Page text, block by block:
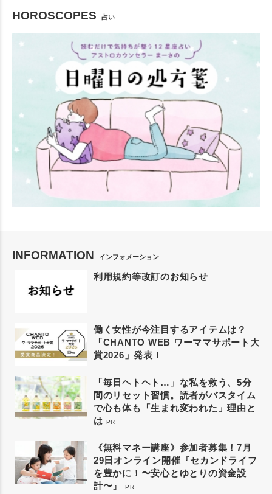
HOROSCOPES 占い
INFORMATION インフォメーション
利用規約等改訂のお知らせ
働く女性が今注目するアイテムは？
「CHANTO WEB ワーママサポート大
賞2026」発表！
「毎日ヘトヘト…」な私を救う、5分
間のリセット習慣。読者がバスタイム
で心も体も「生まれ変われた」理由と
は PR
《無料マネー講座》参加者募集！7月
29日オンライン開催『セカンドライフ
を豊かに！〜安心とゆとりの資金設
計〜』
PR